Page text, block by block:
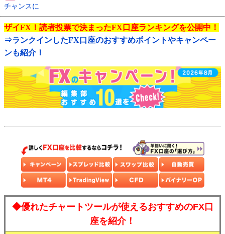
チャンスに
ザイFX！読者投票で決まったFX口座ランキングを公開中！
⇒ランクインしたFX口座のおすすめポイントやキャンペー
ンも紹介！
◆優れたチャートツールが使えるおすすめのFX口
座を紹介！